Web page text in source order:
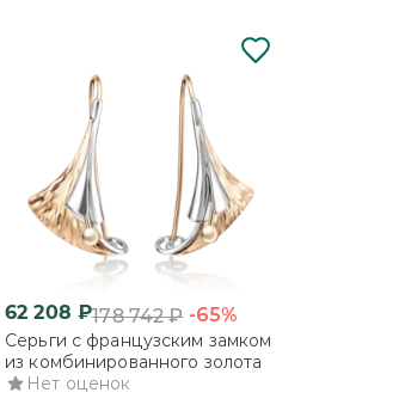
62 208 ₽178 742₽ -65%
Серьги с французским замком
из комбинированного золота
Нет оценок